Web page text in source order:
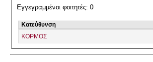
Εγγεγραμμένοι φοιτητές: 0
Κατεύθυνση
ΚΟΡΜΟΣ